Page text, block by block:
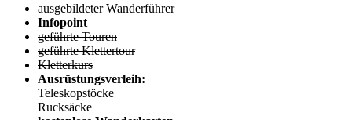
ausgebildeter Wanderführer
Infopoint
geführte Touren
geführte Klettertour
Kletterkurs
Ausrüstungsverleih:
Teleskopstöcke
Rucksäcke